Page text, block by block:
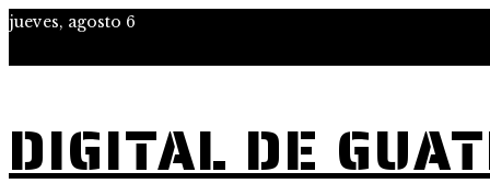
jueves, agosto 6
DIGITAL DE